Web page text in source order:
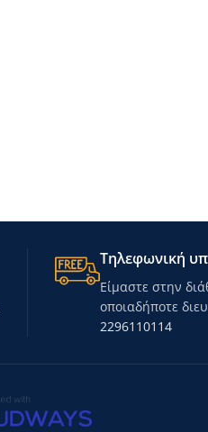
Τηλεφωνική
Είμαστε στην
οποιαδήποτε
2296110114